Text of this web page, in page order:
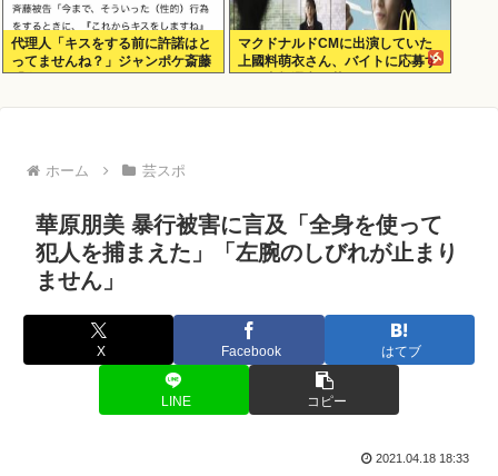
代理人「キスをする前に許諾はと
ってませんね？」ジャンポケ斎藤
マクドナルドCMに出演していた
上國料萌衣さん、バイトに応募す
ホーム 芸スポ
華原朋美 暴行被害に言及「全身を使って
犯人を捕まえた」「左腕のしびれが止まり
ません」
X Facebook はてブ
LINE コピー
2021.04.18 18:33